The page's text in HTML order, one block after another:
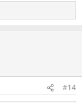
#14